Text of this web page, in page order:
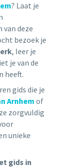
? Laat je
van deze
bezoek je
, leer je
je van de
heeft.
gids die je
Arnhemof
zorgvuldig
unieke
gids in